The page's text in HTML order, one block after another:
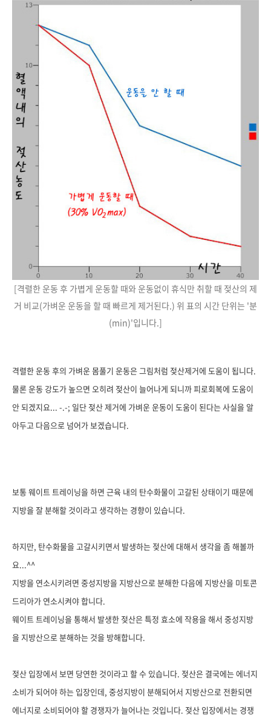
[격렬한 운동 후 가볍게 운동할 때와 운동없이 휴식만 취할 때 젖산의 제
거 비교(가벼운 운동을 할 때 빠르게 제거된다.) 위 표의 시간 단위는 '분
(min)'입니다.]
격렬한 운동 후의 가벼운 몸풀기 운동은 그림처럼 젖산제거에 도움이 됩니다.
물론 운동 강도가 높으면 오히려 젖산이 늘어나게 되니까 피로회복에 도움이
안 되겠지요... -.-; 일단 젖산 제거에 가벼운 운동이 도움이 된다는 사실을 알
아두고 다음으로 넘어가 보겠습니다.
보통 웨이트 트레이닝을 하면 근육 내의 탄수화물이 고갈된 상태이기 때문에
지방을 잘 분해할 것이라고 생각하는 경향이 있습니다.
하지만, 탄수화물을 고갈시키면서 발생하는 젖산에 대해서 생각을 좀 해볼까
요...^^
지방을 연소시키려면 중성지방을 지방산으로 분해한 다음에 지방산을 미토콘
드리아가 연소시켜야 합니다.
웨이트 트레이닝을 통해서 발생한 젖산은 특정 효소에 작용을 해서 중성지방
을 지방산으로 분해하는 것을 방해합니다.
젖산 입장에서 보면 당연한 것이라고 할 수 있습니다. 젖산은 결국에는 에너지
소비가 되어야 하는 입장인데, 중성지방이 분해되어서 지방산으로 전환되면
에너지로 소비되어야 할 경쟁자가 늘어나는 것입니다. 젖산 입장에서는 경쟁